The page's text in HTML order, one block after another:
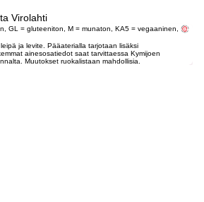
Virolahti
GL = gluteeniton, M = munaton, KA5 = vegaaninen,
ja levite. Pääaterialla tarjotaan lisäksi
ainesosatiedot saat tarvittaessa Kymijoen
Muutokset ruokalistaan mahdollisia.